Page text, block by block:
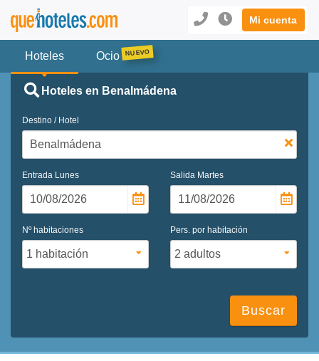
Mi cuenta
Hoteles Ocio
Hoteles en Benalmádena
Destino / Hotel
Entrada Lunes Salida Martes
Nº habitaciones Pers. por habitación
Buscar